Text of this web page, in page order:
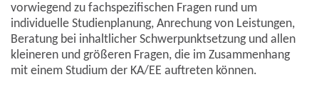
vorwiegend zu fachspezifischen Fragen rund um
individuelle Studienplanung, Anrechung von Leistungen,
Beratung bei inhaltlicher Schwerpunktsetzung und allen
kleineren und größeren Fragen, die im Zusammenhang
mit einem Studium der KA/EE auftreten können.